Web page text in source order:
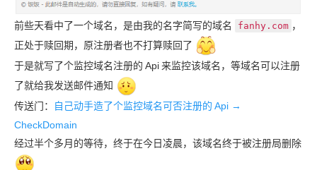
前些天看中了一个域名，是由我的名字简写的域名 fanhy.com ，
正处于赎回期，原注册者也不打算赎回了
于是就写了个监控域名注册的 Api来监控该域名，等域名可以注册
了就给我发送邮件通知
传送门：
自己动手造了个监控域名可否注册的 Api →
CheckDomain
经过半个多月的等待，终于在今日凌晨，该域名终于被注册局删除